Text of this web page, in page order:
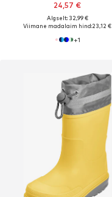
24,57 €
Algselt: 32,99 €
Viimane madalaim hind:23,12 €
+1